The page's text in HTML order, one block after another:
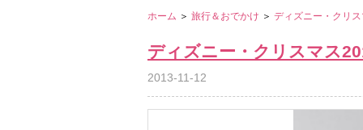
ホーム ＞ 旅行＆おでかけ ＞ ディズニー・クリ
ディズニー・クリスマス
2013-11-12